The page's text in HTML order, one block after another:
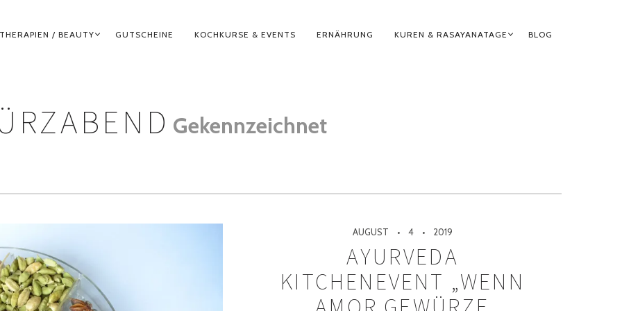
/ BEAUTY GUTSCHEINE KOCHKURSE & EVENTS ERNÄHRUNG KUREN & RASAYANATAGE BLOG
Gekennzeichnet
AUGUST 4 2019
AYURVEDA
KITCHENEVENT „WENN